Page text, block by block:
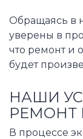
Обращаясь в
уверены в
что ремонт и
будет
НАШИ
РЕМОНТ
В процессе